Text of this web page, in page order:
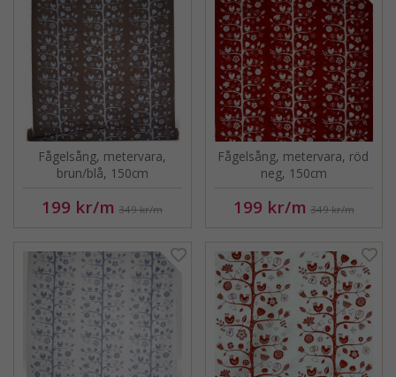
Fågelsång, metervara,
brun/blå, 150cm
199 kr/m 349 kr/m
Fågelsång, metervara, röd
neg, 150cm
199 kr/m 349 kr/m